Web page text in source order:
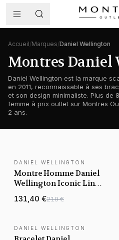
Accueil/Marques/Daniel Wellington
Montres Daniel
Daniel Wellington est la marque
en 2011, reconnaissable à ses
et son design minimaliste. Plus de
femme à prix outlet sur Montres
2 ans.
NOUVEAUTÉ
DANIEL WELLINGTON
Montre Homme Daniel
Wellington Iconic Link
DW00100427 cadran
vert 40mm bracelet
131,40 €219 €
DANIEL WELLINGTON